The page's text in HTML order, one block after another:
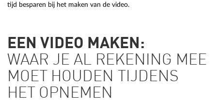
tijd besparen bij het maken van de video.
EEN VIDEO MAKEN:
WAAR JE AL REKENING MEE
MOET HOUDEN TIJDENS
HET OPNEMEN